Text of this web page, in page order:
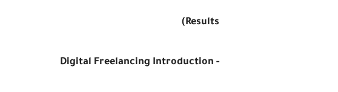
Results)
- Digital Freelancing Introduction